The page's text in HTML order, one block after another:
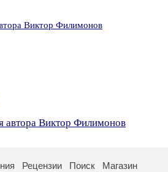
Виктор Филимонов
автора Виктор Филимонов
Рецензии Поиск
Магазин